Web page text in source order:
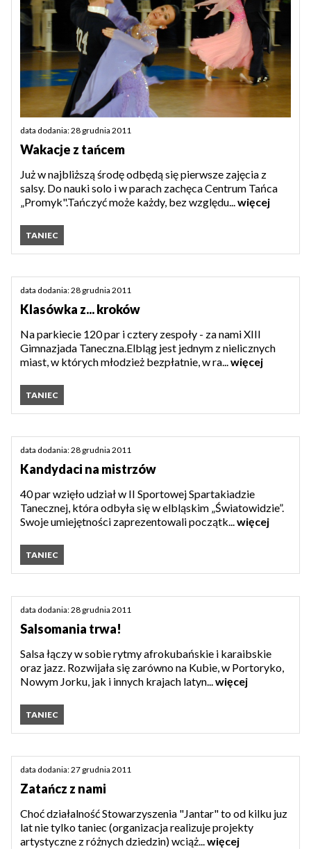
data dodania: 28 grudnia 2011
Wakacje z tańcem
Już w najbliższą środę odbędą się pierwsze zajęcia z
salsy. Do nauki solo i w parach zachęca Centrum Tańca
„Promyk".Tańczyć może każdy, bez względu...więcej
TANIEC
data dodania: 28 grudnia 2011
Klasówka z... kroków
Na parkiecie 120 par i cztery zespoły - za nami XIII
Gimnazjada Taneczna.Elbląg jest jednym z nielicznych
miast, w których młodzież bezpłatnie, w ra...więcej
TANIEC
data dodania: 28 grudnia 2011
Kandydaci na mistrzów
40 par wzięło udział w II Sportowej Spartakiadzie
Tanecznej, która odbyła się w elbląskim „Światowidzie”.
Swoje umiejętności zaprezentowali początk...więcej
TANIEC
data dodania: 28 grudnia 2011
Salsomania trwa!
Salsa łączy w sobie rytmy afrokubańskie i karaibskie
oraz jazz. Rozwijała się zarówno na Kubie, w Portoryko,
Nowym Jorku, jak i innych krajach latyn...więcej
TANIEC
data dodania: 27 grudnia 2011
Zatańcz z nami
Choć działalność Stowarzyszenia "Jantar" to od kilku juz
lat nie tylko taniec (organizacja realizuje projekty
artystyczne z różnych dziedzin) wciąż...więcej